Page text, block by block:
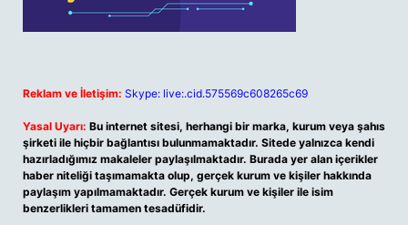
Reklam ve İletişim: Skype: live:.cid.575569c608265c69
Yasal Uyarı: Bu internet sitesi, herhangi bir marka, kurum veya şahıs
şirketi ile hiçbir bağlantısı bulunmamaktadır. Sitede yalnızca kendi
hazırladığımız makaleler paylaşılmaktadır. Burada yer alan içerikler
haber niteliği taşımamakta olup, gerçek kurum ve kişiler hakkında
paylaşım yapılmamaktadır. Gerçek kurum ve kişiler ile isim
benzerlikleri tamamen tesadüfidir.